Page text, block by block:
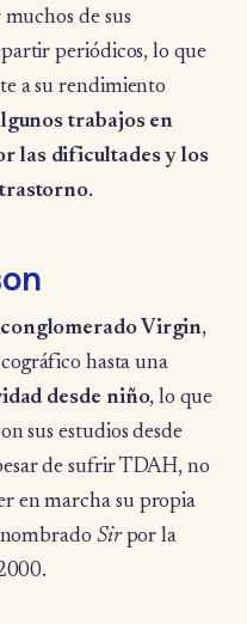
de sus
periódicos, lo que
a su rendimiento
trabajos en
las dificultades y los
trastorno.
Virgin,
hasta una
desde niño, lo que
sus estudios desde
de sufrir TDAH, no
en marcha su propia
Sirpor la